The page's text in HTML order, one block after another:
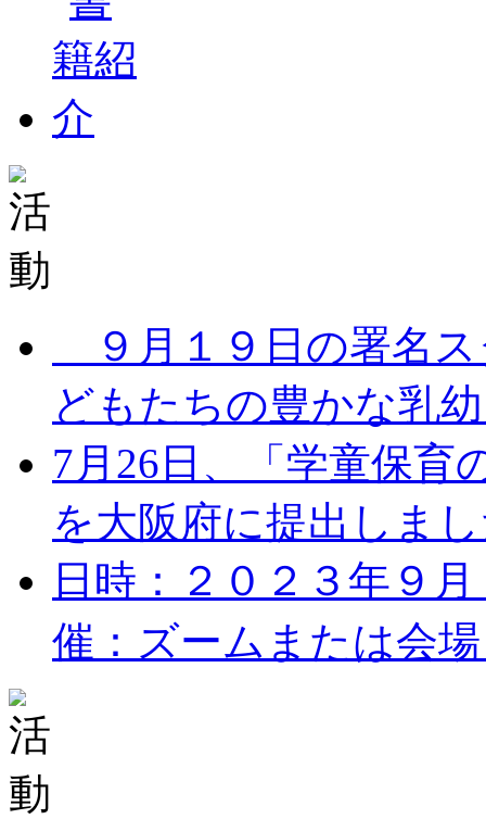
９月１９日の署名ス
どもたちの豊かな乳
7月26日、「学童保育
を大阪府に提出しま
日時：２０２３年９
催：ズームまたは会